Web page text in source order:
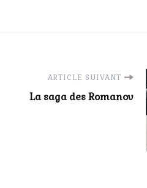
ARTICLE SUIVANT
La saga des Romanov